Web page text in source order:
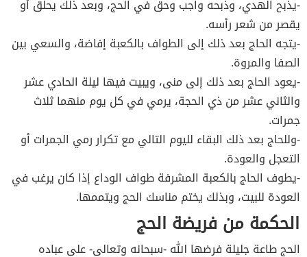
-يذبح الهدي، وذبحه واجب وحق في الحج، وبعد ذلك يحلق أو
يقصر من شعر رأسه.
-يتجه الحاج بعد ذلك إلى الطواف بالكعبة إفاضة، والسعي بين
الصفا والمروة.
-يعود الحاج بعد ذلك إلى منى، ويبيت فيها ليلة الحادي عشر
والثاني عشر من ذي الحجة، يرمي في كل يوم منهما ثلاث
جمرات.
-وللحاج بعد ذلك البقاء لليوم التالي مع تكرار رمي الجمرات أو
التعجل والعودة.
-يطوف الحاج بالكعبة المشرفة طواف الوداع إذا كان يرغب في
العودة للبيت، وبذلك يختم مناسك الحج ويتممها.
الحكمة من فريضة الحج
الحج طاعة جليلة فرضها الله -سبحانه وتعالى- على عباده